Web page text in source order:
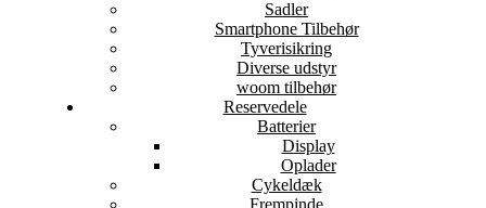
Sadler
Smartphone Tilbehør
Tyverisikring
Diverse udstyr
woom tilbehør
Reservedele
Batterier
Display
Oplader
Cykeldæk
Frempinde